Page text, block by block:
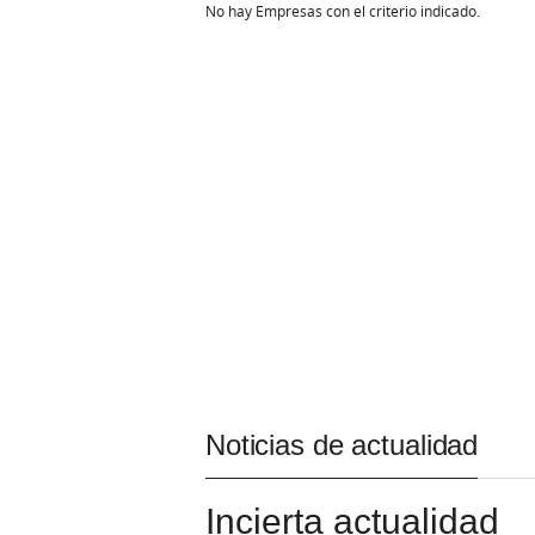
No hay Empresas con el criterio indicado.
Noticias de actualidad
Incierta actualidad